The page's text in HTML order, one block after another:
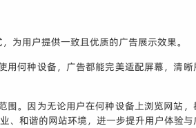
为用户提供一致且优质的广告展示效果。
何种设备，广告都能完美适配屏幕，清
。因为无论用户在何种设备上浏览网站
和谐的网站环境，进一步提升用户体验与